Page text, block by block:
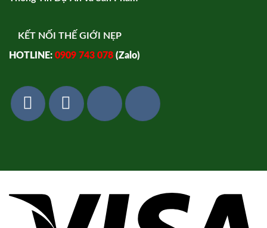
KẾT NỐI THẾ GIỚI NẸP
HOTLINE: 0909 743 078 (Zalo)